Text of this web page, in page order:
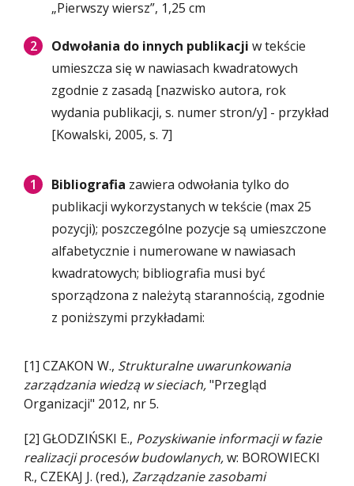
„Pierwszy wiersz”, 1,25 cm
Odwołania do innych publikacji w tekście
umieszcza się w nawiasach kwadratowych
zgodnie z zasadą [nazwisko autora, rok
wydania publikacji, s. numer stron/y] - przykład
[Kowalski, 2005, s. 7]
Bibliografia zawiera odwołania tylko do
publikacji wykorzystanych w tekście (max 25
pozycji); poszczególne pozycje są umieszczone
alfabetycznie i numerowane w nawiasach
kwadratowych; bibliografia musi być
sporządzona z należytą starannością, zgodnie
z poniższymi przykładami:
[1] CZAKON W., Strukturalne uwarunkowania
zarządzania wiedzą w sieciach,"Przegląd
Organizacji" 2012, nr 5.
[2] GŁODZIŃSKI E., Pozyskiwanie informacji w fazie
realizacji procesów budowlanych,w: BOROWIECKI
R., CZEKAJ J. (red.), Zarządzanie zasobami